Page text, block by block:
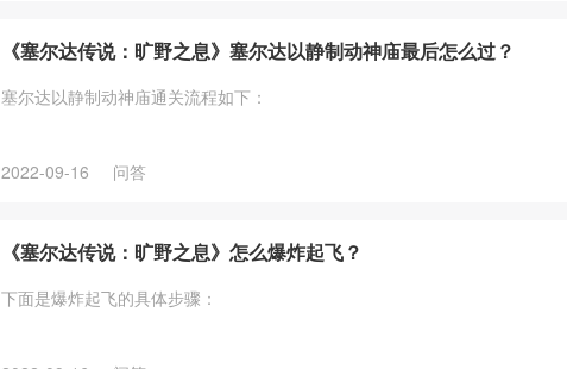
《塞尔达传说：旷野之息》塞尔达以静制动神庙最后怎么过？
塞尔达以静制动神庙通关流程如下：
2022-09-16 问答
《塞尔达传说：旷野之息》怎么爆炸起飞？
下面是爆炸起飞的具体步骤：